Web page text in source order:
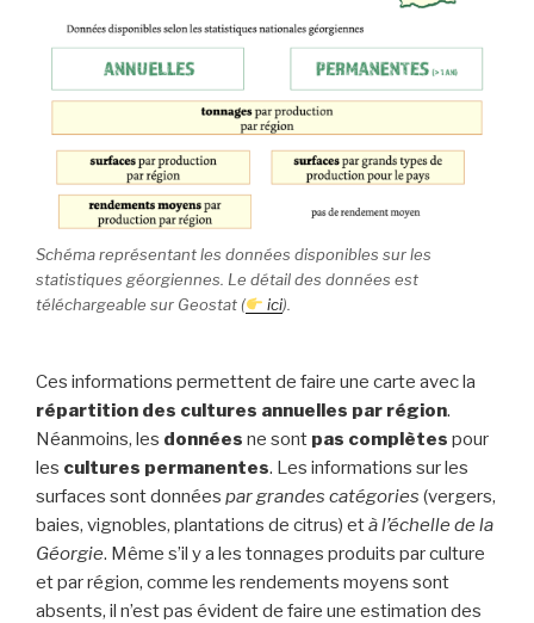
Schéma représentant les données disponibles sur les
statistiques géorgiennes. Le détail des données est
téléchargeable sur Geostat (
ici).
Ces informations permettent de faire une carte avec la
répartition des cultures annuelles par région.
Néanmoins, les données ne sont pas complètes pour
les cultures permanentes. Les informations sur les
surfaces sont données par grandes catégories (vergers,
baies, vignobles, plantations de citrus) età l’échelle de la
Géorgie. Même s’il y a les tonnages produits par culture
et par région, comme les rendements moyens sont
absents, il n’est pas évident de faire une estimation des